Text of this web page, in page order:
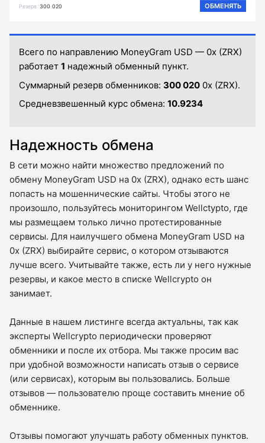
Резерв 300 020 ОБМЕНЯТЬ
Всего по направлению MoneyGram USD — 0x (ZRX)
работает 1 надежный обменный пункт.
Суммарный резерв обменников: 300 020 0x (ZRX).
Средневзвешенный курс обмена: 10.9234
Надежность обмена
В сети можно найти множество предложений по
обмену MoneyGram USD на 0x (ZRX), однако есть шанс
попасть на мошеннические сайты. Чтобы этого не
произошло, пользуйтесь мониторингом Wellctypto, где
мы размещаем только лично протестированные
сервисы. Для наилучшего обмена MoneyGram USD на
0x (ZRX) выбирайте сервис, о котором отзываются
лучше всего. Учитывайте также, есть ли у него нужные
резервы, и какое место в списке Wellcrypto он
занимает.
Данные в нашем листинге всегда актуальны, так как
эксперты Wellcrypto периодически проверяют
обменники и после их отбора. Мы также просим вас
при удобной возможности написать отзыв о сервисе
(или сервисах), которым вы пользовались. Больше
отзывов — пользователю проще составить мнение об
обменнике.
Отзывы помогают улучшать работу обменных пунктов.